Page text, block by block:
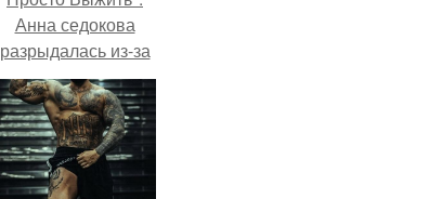
Анна седокова
разрыдалась из-за
жесткой травли и
проклятий в сети.